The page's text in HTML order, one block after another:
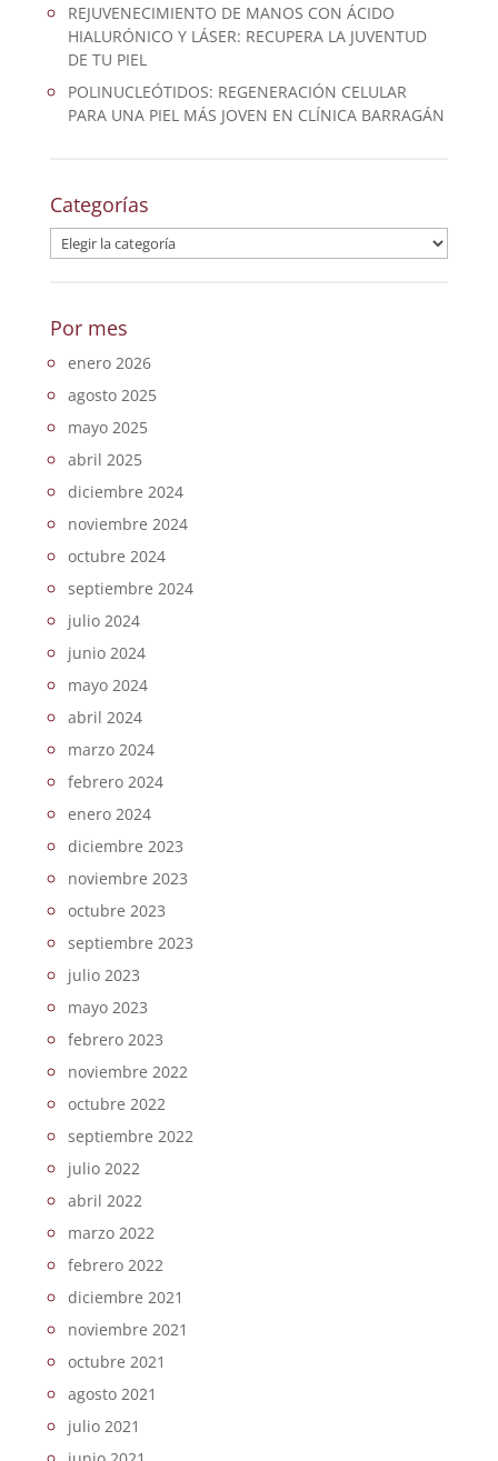
REJUVENECIMIENTO DE MANOS CON ÁCIDO
HIALURÓNICO Y LÁSER: RECUPERA LA JUVENTUD
DE TU PIEL
POLINUCLEÓTIDOS: REGENERACIÓN CELULAR
PARA UNA PIEL MÁS JOVEN EN CLÍNICA BARRAGÁN
Categorías
Categorías
Por mes
enero 2026
agosto 2025
mayo 2025
abril 2025
diciembre 2024
noviembre 2024
octubre 2024
septiembre 2024
julio 2024
junio 2024
mayo 2024
abril 2024
marzo 2024
febrero 2024
enero 2024
diciembre 2023
noviembre 2023
octubre 2023
septiembre 2023
julio 2023
mayo 2023
febrero 2023
noviembre 2022
octubre 2022
septiembre 2022
julio 2022
abril 2022
marzo 2022
febrero 2022
diciembre 2021
noviembre 2021
octubre 2021
agosto 2021
julio 2021